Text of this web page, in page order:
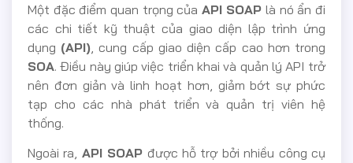
Một đặc điểm quan trọng của API SOAP là nó ẩn đi
các chi tiết kỹ thuật của giao diện lập trình ứng
dụng (API) , cung cấp giao diện cấp cao hơn trong
SOA. Điều này giúp việc triển khai và quản lý API trở
nên đơn giản và linh hoạt hơn, giảm bớt sự phức
tạp cho các nhà phát triển và quản trị viên hệ
thống.
Ngoài ra, API SOAP được hỗ trợ bởi nhiều công cụ